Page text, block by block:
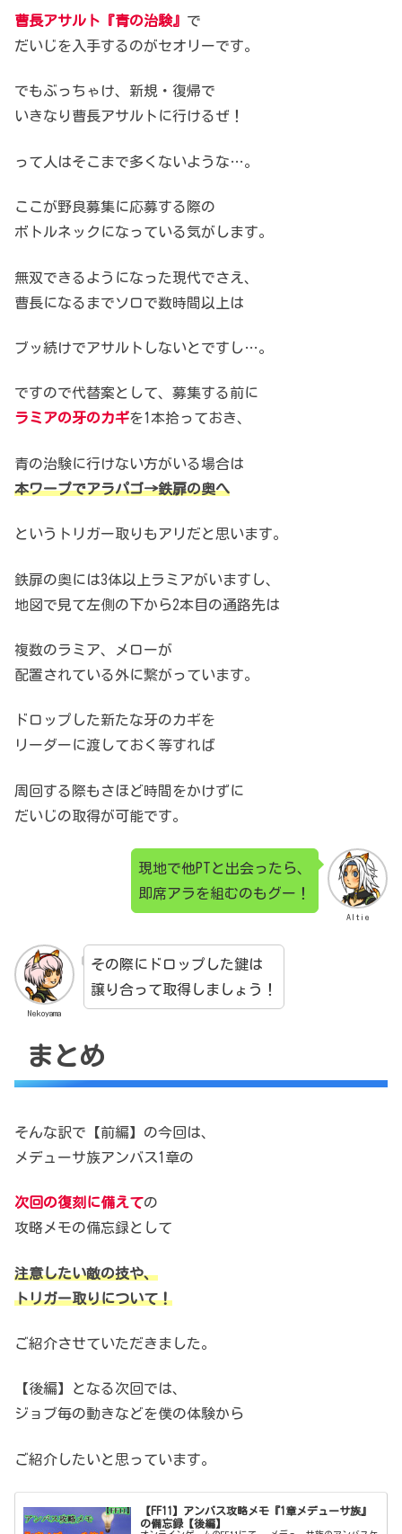
曹長アサルト『青の治験』 で
だいじを入手するのがセオリーです。
でもぶっちゃけ、新規・復帰で
いきなり曹長アサルトに行けるぜ！
って人はそこまで多くないような…。
ここが野良募集に応募する際の
ボトルネックになっている気がします。
無双できるようになった現代でさえ、
曹長になるまでソロで数時間以上は
ブッ続けでアサルトしないとですし…。
ですので代替案として、募集する前に
ラミアの牙のカギを1本拾っておき、
青の治験に行けない方がいる場合は
本ワープでアラパゴ→鉄扉の奥へ
というトリガー取りもアリだと思います。
鉄扉の奥には3体以上ラミアがいますし、
地図で見て左側の下から2本目の通路先は
複数のラミア、メローが
配置されている外に繋がっています。
ドロップした新たな牙のカギを
リーダーに渡しておく等すれば
周回する際もさほど時間をかけずに
だいじの取得が可能です。
Altie
現地で他PTと出会ったら、
即席アラを組むのもグー！
Nekoyama
その際にドロップした鍵は
譲り合って取得しましょう！
まとめ
そんな訳で【前編】の今回は、
メデューサ族アンバス1章の
次回の復刻に備えての
攻略メモの備忘録として
注意したい敵の技や、
トリガー取りについて！
ご紹介させていただきました。
【後編】となる次回では、
ジョブ毎の動きなどを僕の体験から
ご紹介したいと思っています。
【FF11】アンバス攻略メモ『1章メデューサ族』
の備忘録【後編】